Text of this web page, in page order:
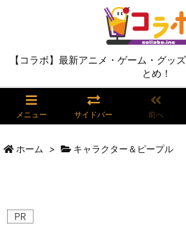
【コラボ】最新アニメ・ゲーム・グッ
とめ！
メニュー サイドバー 前へ
ホーム > キャラクター＆ピープル